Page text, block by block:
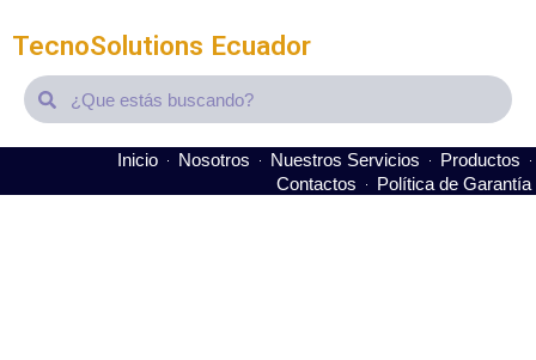
TecnoSolutions Ecuador
SearchSearch
Inicio Nosotros Nuestros Servicios
Productos
Contactos
Política de Garantía